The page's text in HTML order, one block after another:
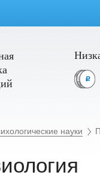
науки